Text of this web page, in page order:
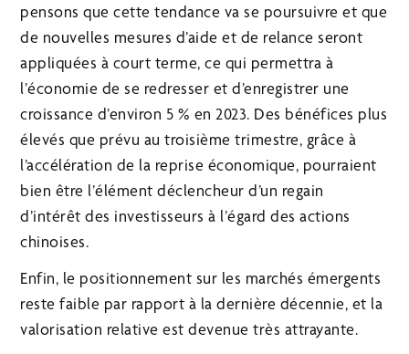
pensons que cette tendance va se poursuivre et que
de nouvelles mesures d’aide et de relance seront
appliquées à court terme, ce qui permettra à
l’économie de se redresser et d’enregistrer une
croissance d’environ 5 % en 2023. Des bénéfices plus
élevés que prévu au troisième trimestre, grâce à
l’accélération de la reprise économique, pourraient
bien être l’élément déclencheur d’un regain
d’intérêt des investisseurs à l’égard des actions
chinoises.
Enfin, le positionnement sur les marchés émergents
reste faible par rapport à la dernière décennie, et la
valorisation relative est devenue très attrayante.